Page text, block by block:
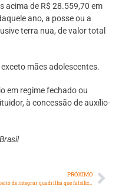
acima de R$ 28.559,70 em
ano, a posse ou a
terra nua, de valor total
mães adolescentes.
em regime fechado ou
à concessão de auxílio-
PRÓXIMO
Suspeito de integrar quadrilha que falsifica medicamentos é preso com R$ 1 milhão em Niterói